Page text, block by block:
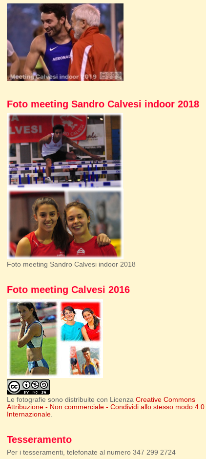
Foto meeting Sandro Calvesi indoor 2018
Foto meeting Sandro Calvesi indoor 2018
Foto meeting Calvesi 2016
Le fotografie sono distribuite con LicenzaCreative Commons
Attribuzione - Non commerciale - Condividi allo stesso modo 4.0
Internazionale.
Tesseramento
Per i tesseramenti, telefonate al numero 347 299 2724